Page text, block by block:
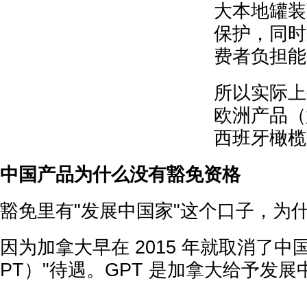
大本地罐
保护，同
费者负担
所以实际
欧洲产品
西班牙橄
中国产品为什么没有豁免资格
豁免里有"发展中国家"这个口子，为
因为加拿大早在 2015 年就取消了中
PT）"待遇。GPT 是加拿大给予发展